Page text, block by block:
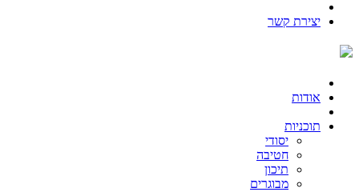
יצירת קשר
אודות
תוכניות
יסודי
חטיבה
תיכון
מבוגרים